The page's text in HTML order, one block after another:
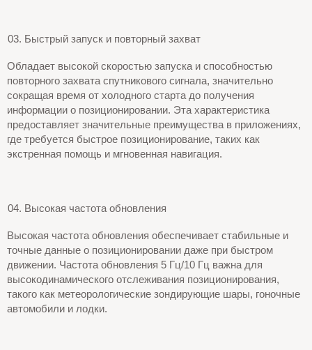
Быстрый запуск и повторный захват
Обладает высокой скоростью запуска и способностью
повторного захвата спутникового сигнала, значительно
сокращая время от холодного старта до получения
информации о позиционировании. Эта характеристика
предоставляет значительные преимущества в приложениях,
где требуется быстрое позиционирование, таких как
экстренная помощь и мгновенная навигация.
Высокая частота обновления
Высокая частота обновления обеспечивает стабильные и
точные данные о позиционировании даже при быстром
движении. Частота обновления 5 Гц/10 Гц важна для
высокодинамического отслеживания позиционирования,
такого как метеорологические зондирующие шары, гоночные
автомобили и лодки.